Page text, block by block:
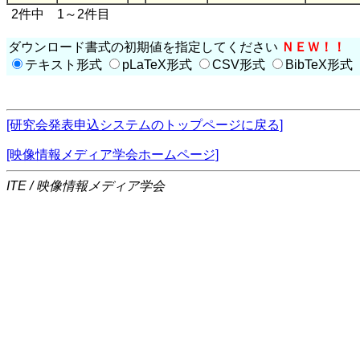
2件中 1～2件目
ダウンロード書式の初期値を指定してください ＮＥＷ！！
テキスト形式
pLaTeX形式 CSV形式 BibTeX形式
[研究会発表申込システムのトップページに戻る]
[映像情報メディア学会ホームページ]
ITE / 映像情報メディア学会